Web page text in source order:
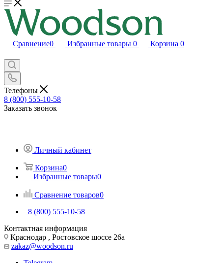
Сравнение0 Избранные товары 0 Корзина 0
Телефоны
8 (800) 555-10-58
Заказать звонок
Личный кабинет
Корзина0
Избранные товары0
Сравнение товаров0
8 (800) 555-10-58
Контактная информация
Краснодар , Ростовское шоссе 26а
zakaz@woodson.ru